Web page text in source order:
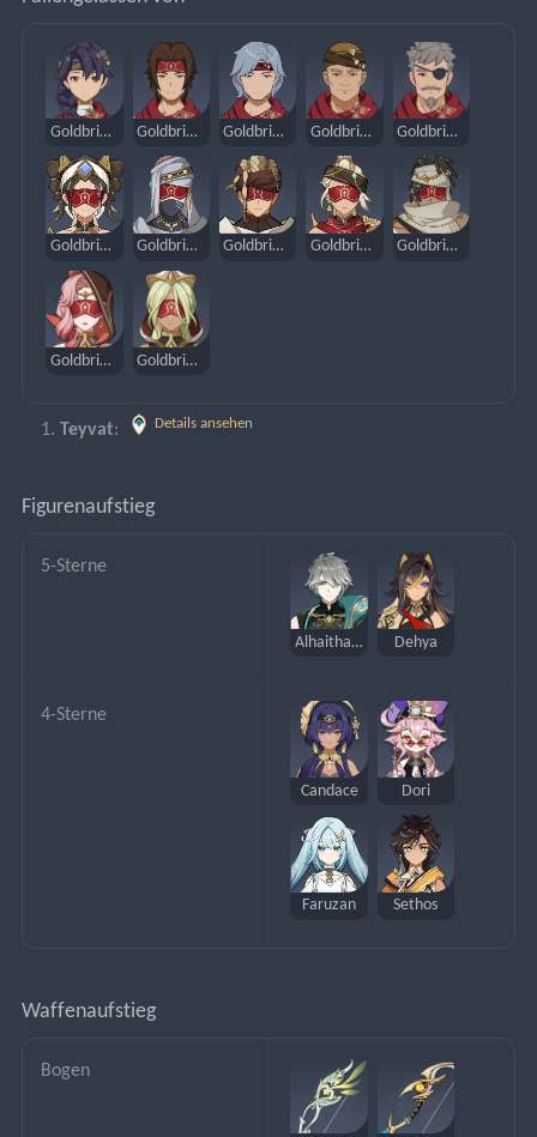
Goldbrigade – Axtstürmerin Goldbrigade – Armbrustschütze Goldbrigade – Hellebardist Goldbrigade – Formationsbrecher Goldbrigade – Schwerttänzer
Goldbrigade - Wüstenwasser Goldbrigade - Sonnenfrost Goldbrigade – Tagesdonner Goldbrigade - Böenjägerin Goldbrigade – Felszauberer
Goldbrigade – Erzählerin der Sengenden Sande Goldbrigade – Blumentänzerin
Teyvat: Details ansehen
Figurenaufstieg
5-Sterne
Alhaitham Dehya
4-Sterne
Candace Dori
Faruzan Sethos
Waffenaufstieg
Bogen